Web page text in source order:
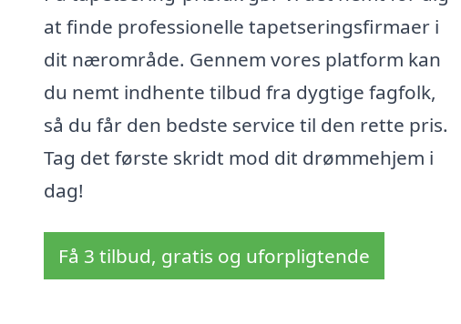
at finde professionelle tapetseringsfirmaer i
dit nærområde. Gennem vores platform kan
du nemt indhente tilbud fra dygtige fagfolk,
så du får den bedste service til den rette pris.
Tag det første skridt mod dit drømmehjem i
dag!
Få 3 tilbud, gratis og uforpligtende